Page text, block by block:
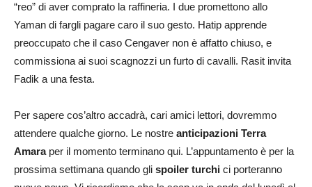
“reo” di aver comprato la raffineria. I due promettono allo
Yaman di fargli pagare caro il suo gesto. Hatip apprende
preoccupato che il caso Cengaver non è affatto chiuso, e
commissiona ai suoi scagnozzi un furto di cavalli. Rasit invita
Fadik a una festa.
Per sapere cos’altro accadrà, cari amici lettori, dovremmo
attendere qualche giorno. Le nostre anticipazioni Terra
Amaraper il momento terminano qui. L’appuntamento è per la
prossima settimana quando gli spoiler turchi ci porteranno